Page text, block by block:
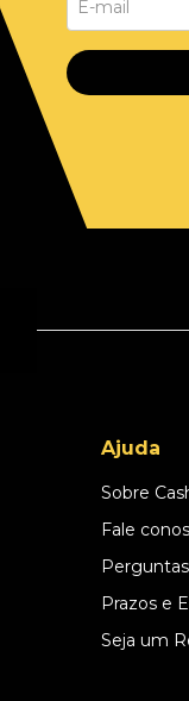
Ajuda
Sobre
Fale
Prazos e
Seja um